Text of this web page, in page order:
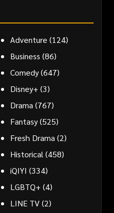
Adventure (124)
Business (86)
Comedy(647)
Disney+ (3)
Drama (767)
Fantasy(525)
Fresh Drama (2)
Historical (458)
iQIYI (334)
LGBTQ+ (4)
LINE TV(2)